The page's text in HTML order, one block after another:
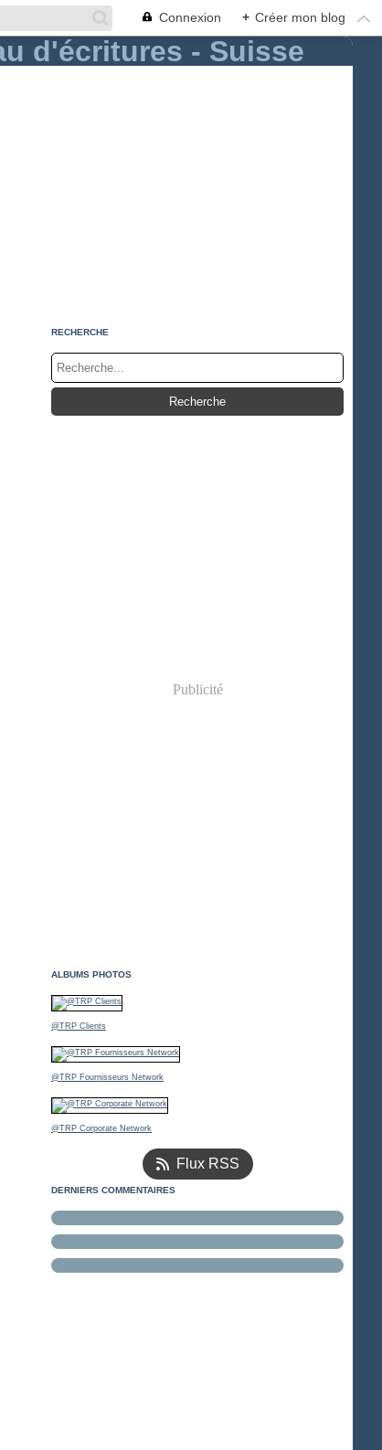
Connexion + Créer mon blog
RECHERCHE
Publicité
ALBUMS PHOTOS
@TRP Clients
@TRP Fournisseurs Network
@TRP Corporate Network
Flux RSS
DERNIERS COMMENTAIRES